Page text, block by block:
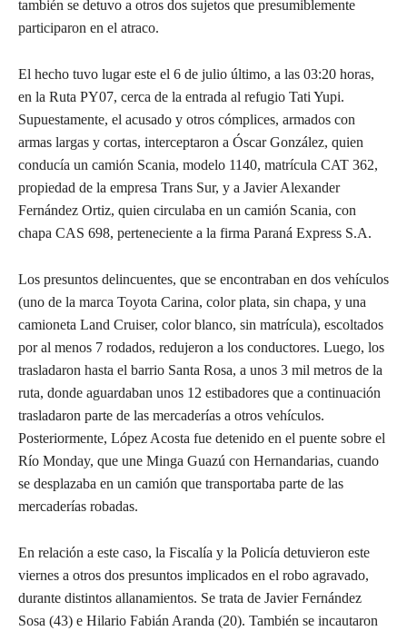
también se detuvo a otros dos sujetos que presumiblemente
participaron en el atraco.
El hecho tuvo lugar este el 6 de julio último, a las 03:20 horas,
en la Ruta PY07, cerca de la entrada al refugio Tati Yupi.
Supuestamente, el acusado y otros cómplices, armados con
armas largas y cortas, interceptaron a Óscar González, quien
conducía un camión Scania, modelo 1140, matrícula CAT 362,
propiedad de la empresa Trans Sur, y a Javier Alexander
Fernández Ortiz, quien circulaba en un camión Scania, con
chapa CAS 698, perteneciente a la firma Paraná Express S.A.
Los presuntos delincuentes, que se encontraban en dos vehículos
(uno de la marca Toyota Carina, color plata, sin chapa, y una
camioneta Land Cruiser, color blanco, sin matrícula), escoltados
por al menos 7 rodados, redujeron a los conductores. Luego, los
trasladaron hasta el barrio Santa Rosa, a unos 3 mil metros de la
ruta, donde aguardaban unos 12 estibadores que a continuación
trasladaron parte de las mercaderías a otros vehículos.
Posteriormente, López Acosta fue detenido en el puente sobre el
Río Monday, que une Minga Guazú con Hernandarias, cuando
se desplazaba en un camión que transportaba parte de las
mercaderías robadas.
En relación a este caso, la Fiscalía y la Policía detuvieron este
viernes a otros dos presuntos implicados en el robo agravado,
durante distintos allanamientos. Se trata de Javier Fernández
Sosa (43) e Hilario Fabián Aranda (20). También se incautaron